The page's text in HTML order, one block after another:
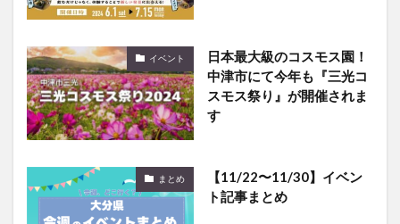
イベント
日本最大級のコスモス園！
中津市にて今年も『三光コ
スモス祭り』が開催されま
す
まとめ
【11/22〜11/30】イベン
ト記事まとめ